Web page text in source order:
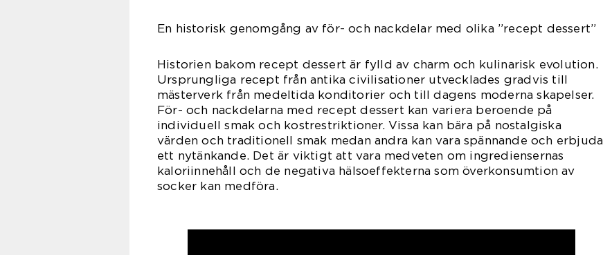
En historisk genomgång av för- och nackdelar med olika ”recept dessert”
Historien bakom recept dessert är fylld av charm och kulinarisk evolution.
Ursprungliga recept från antika civilisationer utvecklades gradvis till
mästerverk från medeltida konditorier och till dagens moderna skapelser.
För- och nackdelarna med recept dessert kan variera beroende på
individuell smak och kostrestriktioner. Vissa kan bära på nostalgiska
värden och traditionell smak medan andra kan vara spännande och erbjuda
ett nytänkande. Det är viktigt att vara medveten om ingrediensernas
kaloriinnehåll och de negativa hälsoeffekterna som överkonsumtion av
socker kan medföra.